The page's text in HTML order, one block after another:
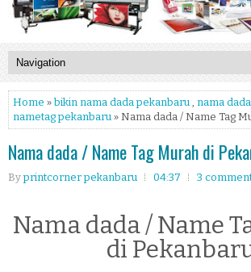
Home »bikin nama dada pekanbaru nama
nametag pekanbaru » Nama dada / Name Tag
Nama dada / Name Tag Murah di
Byprintcorner pekanbaru 04:37 3
Nama dada / Name
di